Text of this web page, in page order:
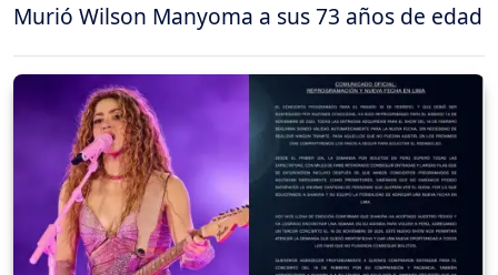
Murió Wilson Manyoma a sus 73 años de edad